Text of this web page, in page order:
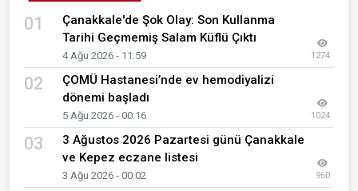
01
Çanakkale'de Şok Olay: Son Kullanma
Tarihi Geçmemiş Salam Küflü Çıktı
4 Ağu 2026 - 11:59 1274
02
ÇOMÜ Hastanesi’nde ev hemodiyalizi
dönemi başladı
5 Ağu 2026 - 00:16 1024
03
3 Ağustos 2026 Pazartesi günü Çanakkale
ve Kepez eczane listesi
3 Ağu 2026 - 00:02 960